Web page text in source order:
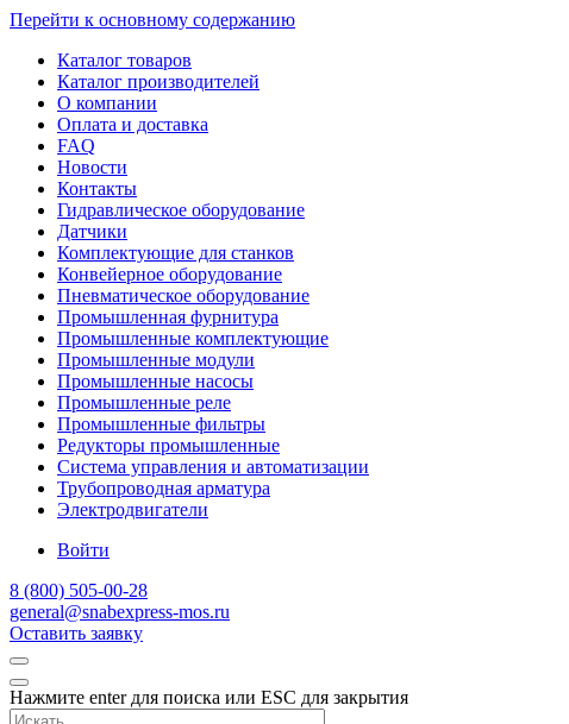
Перейти к основному содержанию
Каталог товаров
Каталог производителей
О компании
Оплата и доставка
FAQ
Новости
Контакты
Гидравлическое оборудование
Датчики
Комплектующие для станков
Конвейерное оборудование
Пневматическое оборудование
Промышленная фурнитура
Промышленные комплектующие
Промышленные модули
Промышленные насосы
Промышленные реле
Промышленные фильтры
Редукторы промышленные
Система управления и автоматизации
Трубопроводная арматура
Электродвигатели
Войти
8 (800) 505-00-28
general@snabexpress-mos.ru
Оставить заявку
Нажмите enter для поиска или ESC для закрытия